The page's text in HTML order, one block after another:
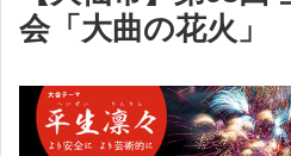
会「大曲の花火」